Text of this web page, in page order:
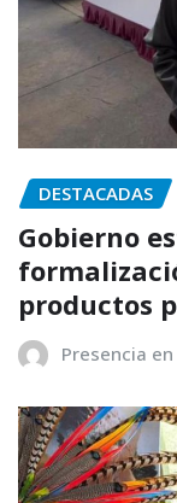
DESTACADAS
Gobierno
productos
Presencia